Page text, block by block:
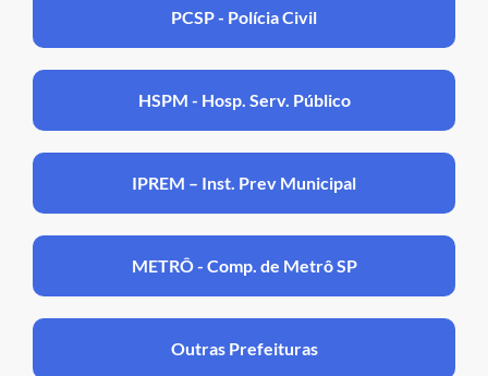
PCSP - Polícia Civil
HSPM - Hosp. Serv. Público
IPREM – Inst. Prev Municipal
METRÔ - Comp. de Metrô SP
Outras Prefeituras